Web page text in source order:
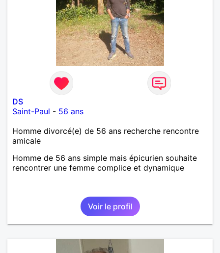
DS
Saint-Paul - 56 ans
Homme divorcé(e) de 56 ans recherche rencontre
amicale
Homme de 56 ans simple mais épicurien souhaite
rencontrer une femme complice et dynamique
Voir le profil